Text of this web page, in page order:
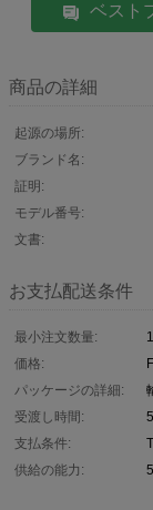
ベスト
商品の詳細
起源の場所:
ブランド名:
証明:
モデル番号:
文書:
お支払配送条件
最小注文数量:
価格:
パッケージの詳細:
受渡し時間:
支払条件:
供給の能力: